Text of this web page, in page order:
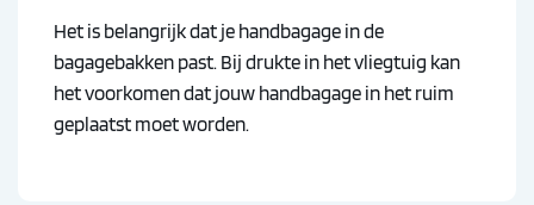
Het is belangrijk dat je handbagage in de
bagagebakken past. Bij drukte in het vliegtuig kan
het voorkomen dat jouw handbagage in het ruim
geplaatst moet worden.